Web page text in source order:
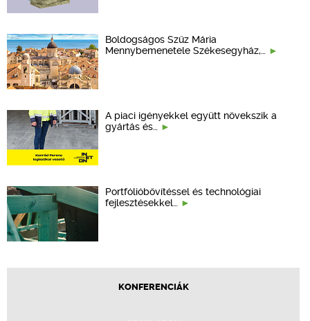
Boldogságos Szűz Mária
Mennybemenetele Székesegyház,…
A piaci igényekkel együtt növekszik a
gyártás és…
Portfólióbővítéssel és technológiai
fejlesztésekkel…
KONFERENCIÁK